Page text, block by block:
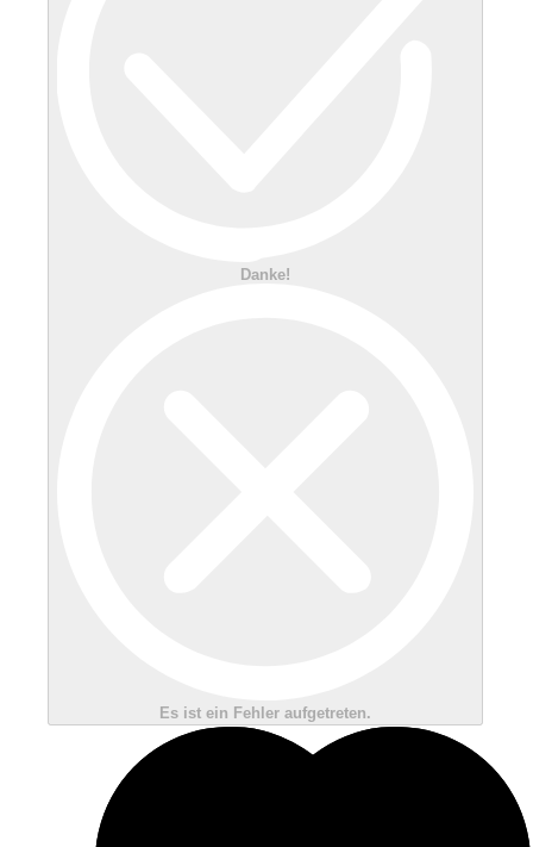
Danke!
Es ist ein Fehler aufgetreten.